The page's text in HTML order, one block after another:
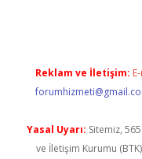
Reklam ve İletişim:
Yasal Uyarı: Sitemiz,
ve İletişim Kurumu